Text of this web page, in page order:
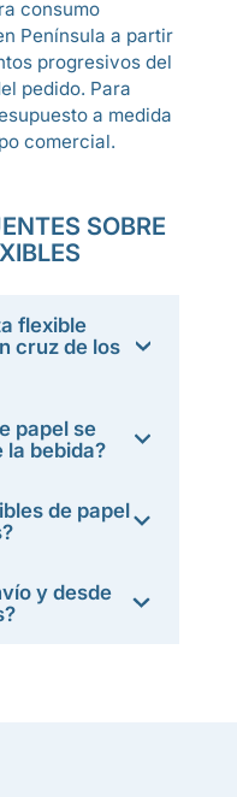
consumo
Península a partir
progresivos del
pedido. Para
a medida
comercial.
SOBRE
flexible
cruz de los
papel se
la bebida?
de papel
y desde